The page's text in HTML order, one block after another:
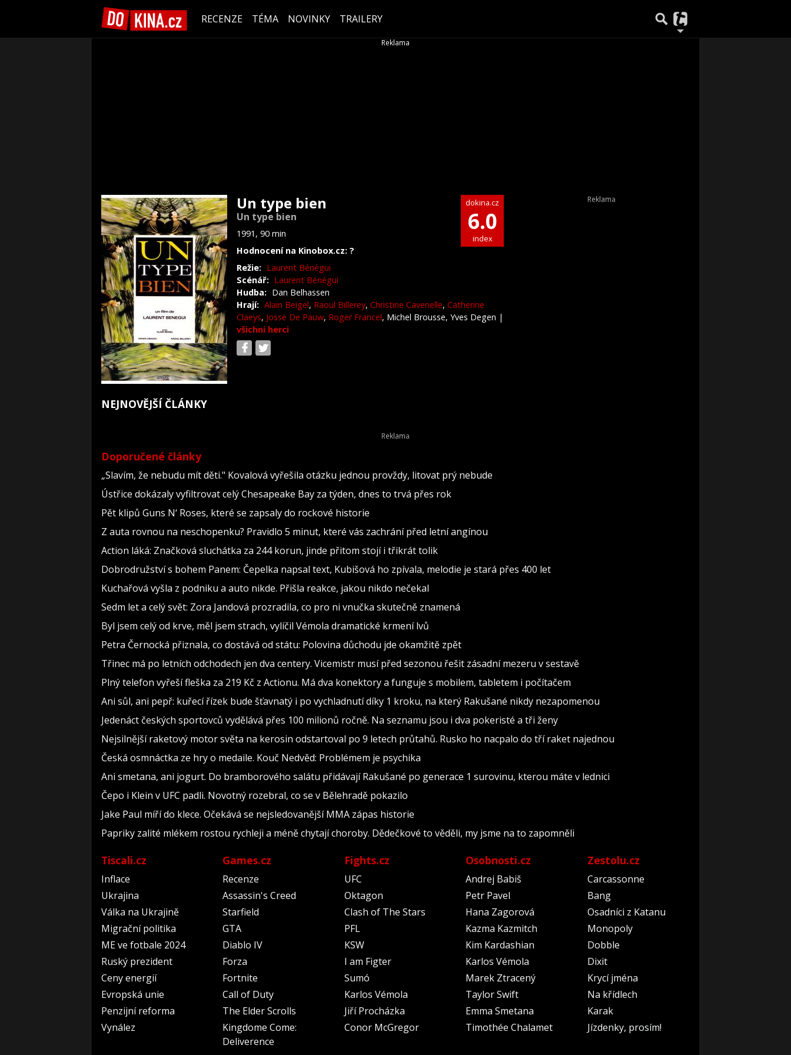
RECENZE TÉMA NOVINKY TRAILERY
Un type bien
Un type bien
1991, 90 min
Hodnocení na Kinobox.cz: ?
dokina.cz
6.0
index
Režie: Laurent Bénégui
Scénář: Laurent Bénégui
Hudba: Dan Belhassen
Hrají: Alain Beigel, Raoul Billerey, Christine Cavenelle, Catherine
Claeys, Josse De Pauw, Roger Francel, Michel Brousse, Yves Degen |
všichni herci
NEJNOVĚJŠÍ ČLÁNKY
Doporučené články
„Slavím, že nebudu mít děti." Kovalová vyřešila otázku jednou provždy, litovat prý nebude
Ústřice dokázaly vyfiltrovat celý Chesapeake Bay za týden, dnes to trvá přes rok
Pět klipů Guns N‘ Roses, které se zapsaly do rockové historie
Z auta rovnou na neschopenku? Pravidlo 5 minut, které vás zachrání před letní angínou
Action láká: Značková sluchátka za 244 korun, jinde přitom stojí i třikrát tolik
Dobrodružství s bohem Panem: Čepelka napsal text, Kubišová ho zpívala, melodie je stará přes 400 let
Kuchařová vyšla z podniku a auto nikde. Přišla reakce, jakou nikdo nečekal
Sedm let a celý svět: Zora Jandová prozradila, co pro ni vnučka skutečně znamená
Byl jsem celý od krve, měl jsem strach, vylíčil Vémola dramatické krmení lvů
Petra Černocká přiznala, co dostává od státu: Polovina důchodu jde okamžitě zpět
Třinec má po letních odchodech jen dva centery. Vicemistr musí před sezonou řešit zásadní mezeru v sestavě
Plný telefon vyřeší fleška za 219 Kč z Actionu. Má dva konektory a funguje s mobilem, tabletem i počítačem
Ani sůl, ani pepř: kuřecí řízek bude šťavnatý i po vychladnutí díky 1 kroku, na který Rakušané nikdy nezapomenou
Jedenáct českých sportovců vydělává přes 100 milionů ročně. Na seznamu jsou i dva pokeristé a tři ženy
Nejsilnější raketový motor světa na kerosin odstartoval po 9 letech průtahů. Rusko ho nacpalo do tří raket najednou
Česká osmnáctka ze hry o medaile. Kouč Nedvěd: Problémem je psychika
Ani smetana, ani jogurt. Do bramborového salátu přidávají Rakušané po generace 1 surovinu, kterou máte v lednici
Čepo i Klein v UFC padli. Novotný rozebral, co se v Bělehradě pokazilo
Jake Paul míří do klece. Očekává se nejsledovanější MMA zápas historie
Papriky zalité mlékem rostou rychleji a méně chytají choroby. Dědečkové to věděli, my jsme na to zapomněli
Tiscali.cz
Inflace
Ukrajina
Válka na Ukrajině
Migrační politika
ME ve fotbale 2024
Ruský prezident
Ceny energií
Evropská unie
Penzijní reforma
Vynález
Games.cz
Recenze
Assassin's Creed
Starfield
GTA
Diablo IV
Forza
Fortnite
Call of Duty
The Elder Scrolls
Kingdome Come:
Deliverence
Fights.cz
UFC
Oktagon
Clash of The Stars
PFL
KSW
I am Figter
Sumó
Karlos Vémola
Jiří Procházka
Conor McGregor
Osobnosti.cz
Andrej Babiš
Petr Pavel
Hana Zagorová
Kazma Kazmitch
Kim Kardashian
Karlos Vémola
Marek Ztracený
Taylor Swift
Emma Smetana
Timothée Chalamet
Zestolu.cz
Carcassonne
Bang
Osadníci z Katanu
Monopoly
Dobble
Dixit
Krycí jména
Na křídlech
Karak
Jízdenky, prosím!